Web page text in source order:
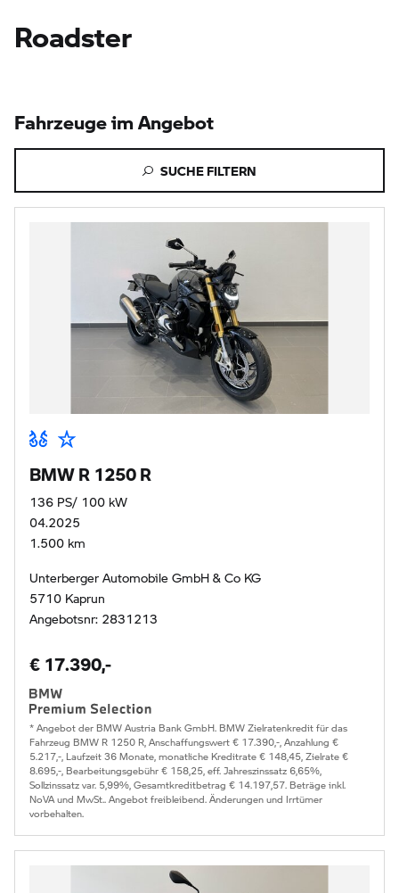
Roadster
Fahrzeuge im Angebot
SUCHE FILTERN
BMW R 1250 R
136 PS/ 100 kW
04.2025
1.500 km
Unterberger Automobile GmbH & Co KG
5710 Kaprun
Angebotsnr: 2831213
€ 17.390,-
* Angebot der BMW Austria Bank GmbH. BMW Zielratenkredit für das
Fahrzeug BMW R 1250 R, Anschaffungswert € 17.390,-, Anzahlung €
5.217,-, Laufzeit 36 Monate, monatliche Kreditrate € 148,45, Zielrate €
8.695,-, Bearbeitungsgebühr € 158,25, eff. Jahreszinssatz 6,65%,
Sollzinssatz var. 5,99%, Gesamtkreditbetrag € 14.197,57. Beträge inkl.
NoVA und MwSt.. Angebot freibleibend. Änderungen und Irrtümer
vorbehalten.